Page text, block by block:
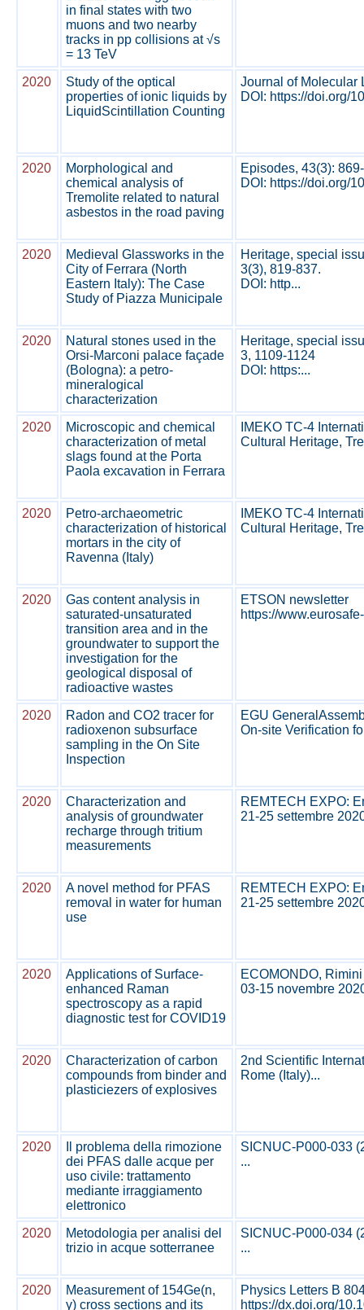
in final states with two
muons and two nearby
tracks in pp collisions at √s
= 13 TeV
2020
Study of the optical
properties of ionic liquids by
LiquidScintillation Counting
Journal of Molecular
DOI: https://doi.org/
2020
Morphological and
chemical analysis of
Tremolite related to natural
asbestos in the road paving
Episodes, 43(3):
DOI: https://doi.org/
2020
Medieval Glassworks in the
City of Ferrara (North
Eastern Italy): The Case
Study of Piazza Municipale
Heritage, special
3(3), 819-837.
DOI: http...
2020
Natural stones used in the
Orsi-Marconi palace façade
(Bologna): a petro-
mineralogical
characterization
Heritage, special
3, 1109-1124
DOI: https:...
2020
Microscopic and chemical
characterization of metal
slags found at the Porta
Paola excavation in Ferrara
IMEKO TC-4
Cultural Heritage,
2020
Petro-archaeometric
characterization of historical
mortars in the city of
Ravenna (Italy)
IMEKO TC-4
Cultural Heritage,
2020
Gas content analysis in
saturated-unsaturated
transition area and in the
groundwater to support the
investigation for the
geological disposal of
radioactive wastes
ETSON newsletter
https://
2020
Radon and CO2 tracer for
radioxenon subsurface
sampling in the On Site
Inspection
EGU
On-site Verification
2020
Characterization and
analysis of groundwater
recharge through tritium
measurements
REMTECH EXPO:
21-25 settembre
2020
A novel method for PFAS
removal in water for human
use
REMTECH EXPO:
21-25 settembre
2020
Applications of Surface-
enhanced Raman
spectroscopy as a rapid
diagnostic test for COVID19
ECOMONDO,
03-15 novembre
2020
Characterization of carbon
compounds from binder and
plasticiezers of explosives
2nd Scientific
Rome (Italy)...
2020
Il problema della rimozione
dei PFAS dalle acque per
uso civile: trattamento
mediante irraggiamento
elettronico
SICNUC-P000-033
...
2020
Metodologia per analisi del
trizio in acque sotterranee
SICNUC-P000-034
...
2020
Measurement of 154Ge(n,
γ) cross sections and its
Physics Letters B
https://dx.doi.org/